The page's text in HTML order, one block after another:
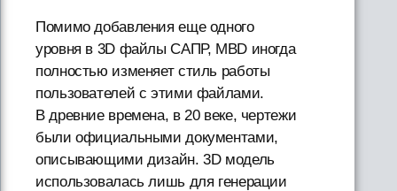
Помимо добавления еще одного
уровня в 3D файлы САПР, MBD иногда
полностью изменяет стиль работы
пользователей с этими файлами.
В древние времена, в 20 веке, чертежи
были официальными документами,
описывающими дизайн. 3D модель
использовалась лишь для генерации